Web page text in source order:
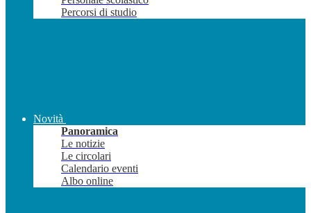
Percorsi di studio
Novità
Panoramica
Le notizie
Le circolari
Calendario eventi
Albo online